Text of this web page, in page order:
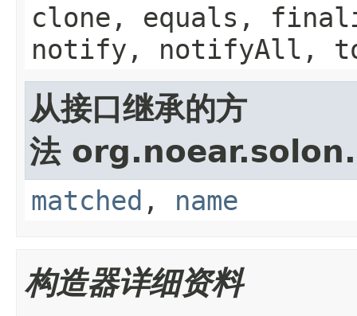
clone, equals,
notify, notifyAll,
从接口继承的方
法
matched , name
构造器详细资料